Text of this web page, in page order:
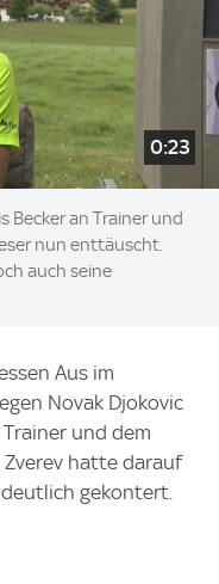
0:23
Becker an Trainer und
nun enttäuscht.
auch seine
Aus im
Novak Djokovic
und dem
hatte darauf
gekontert.